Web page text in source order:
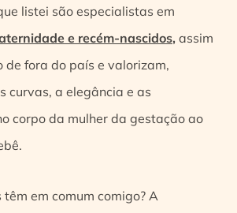
listei são especialistas em
e recém-nascidos, assim
de fora do país e valorizam,
curvas, a elegância e as
corpo da mulher da gestação ao
têm em comum comigo? A